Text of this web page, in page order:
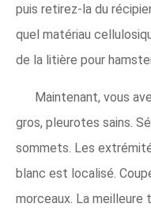
puis retirez-la du
quel matériau
de la litière pour
Maintenant, vous
gros, pleurotes sains.
sommets. Les
blanc est localisé.
morceaux. La meilleure